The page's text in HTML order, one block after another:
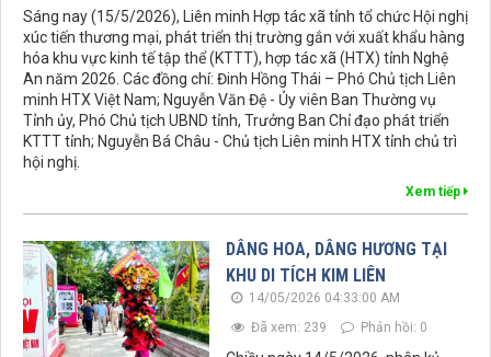
Sáng nay (15/5/2026), Liên minh Hợp tác xã tỉnh tổ chức Hội nghị
xúc tiến thương mại, phát triển thị trường gắn với xuất khẩu hàng
hóa khu vực kinh tế tập thể (KTTT), hợp tác xã (HTX) tỉnh Nghệ
An năm 2026. Các đồng chí: Đinh Hồng Thái – Phó Chủ tịch Liên
minh HTX Việt Nam; Nguyễn Văn Đệ - Ủy viên Ban Thường vụ
Tỉnh ủy, Phó Chủ tịch UBND tỉnh, Trưởng Ban Chỉ đạo phát triển
KTTT tỉnh; Nguyễn Bá Châu - Chủ tịch Liên minh HTX tỉnh chủ trì
hội nghị.
Xem tiếp
DÂNG HOA, DÂNG HƯƠNG TẠI
KHU DI TÍCH KIM LIÊN
14/05/2026 04:33:00 AM
Đã xem: 239
Phản hồi: 0